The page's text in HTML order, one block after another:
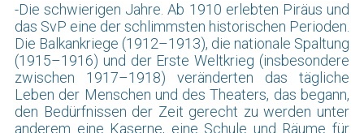
-Die schwierigen Jahre. Ab 1910 erlebten Piräus und
das SvP eine der schlimmsten historischen Perioden.
Die Balkankriege (1912–1913), die nationale Spaltung
(1915–1916) und der Erste Weltkrieg (insbesondere
zwischen 1917–1918) veränderten das tägliche
Leben der Menschen und des Theaters, das begann,
den Bedürfnissen der Zeit gerecht zu werden unter
anderem eine Kaserne, eine Schule und Räume für